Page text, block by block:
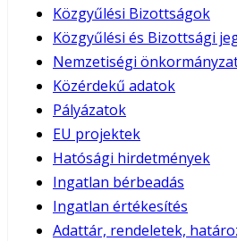
Közgyűlési Bizottságok
Közgyűlési és Bizottsági
Nemzetiségi
Közérdekű adatok
Pályázatok
EU projektek
Hatósági hirdetmények
Ingatlan bérbeadás
Ingatlan értékesítés
Adattár, rendeletek,